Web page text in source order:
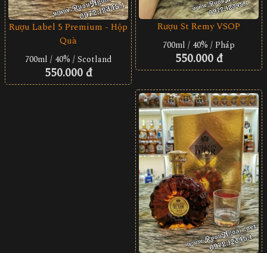
Rượu Label 5 Premium - Hộp
Quà
700ml / 40% / Scotland
550.000 đ
Rượu St Remy VSOP
700ml / 40% / Pháp
550.000 đ